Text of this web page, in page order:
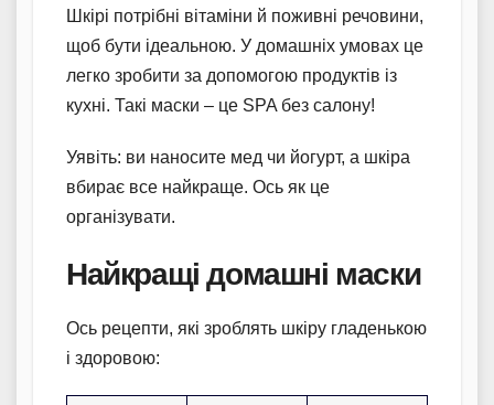
Шкірі потрібні вітаміни й поживні речовини,
щоб бути ідеальною. У домашніх умовах це
легко зробити за допомогою продуктів із
кухні. Такі маски – це SPA без салону!
Уявіть: ви наносите мед чи йогурт, а шкіра
вбирає все найкраще. Ось як це
організувати.
Найкращі домашні маски
Ось рецепти, які зроблять шкіру гладенькою
і здоровою: